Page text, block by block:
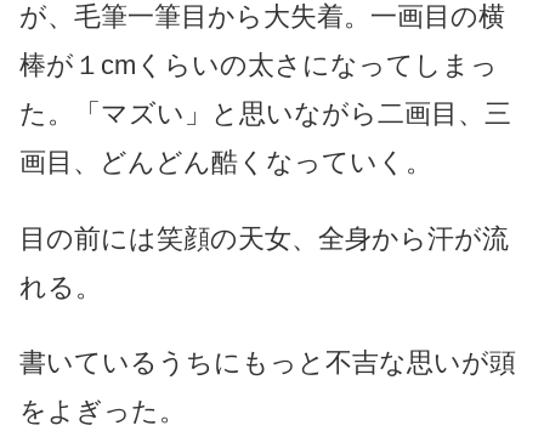
が、毛筆一筆目から大失着。一画目の横
棒が１cmくらいの太さになってしまっ
た。「マズい」と思いながら二画目、三
画目、どんどん酷くなっていく。
目の前には笑顔の天女、全身から汗が流
れる。
書いているうちにもっと不吉な思いが頭
をよぎった。